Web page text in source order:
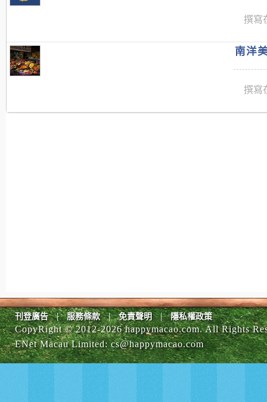
撰寫
南洋
撰寫
刊登廣告 | 服務條款 | 免責聲明 | 隱私權政策
CopyRight © 2012-2026 happymacao.com. All Rights
ENet Macau Limited:cs@happymacao.com